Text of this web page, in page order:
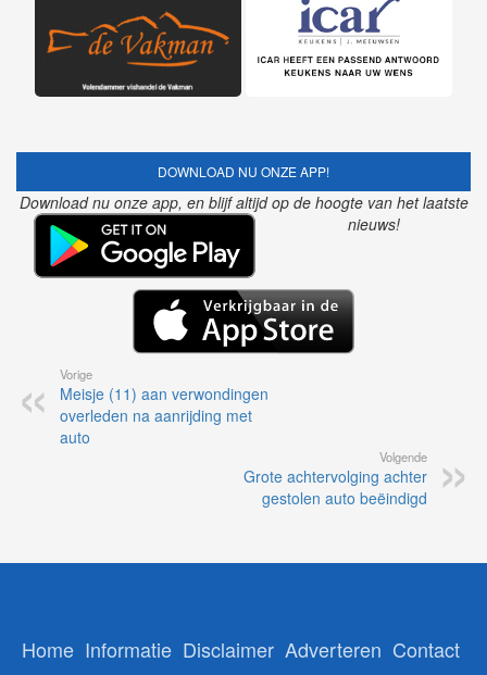
DOWNLOAD NU ONZE APP!
Download nu onze app, en blijf altijd op de hoogte van het laatste
nieuws!
Vorige
Meisje (11) aan verwondingen
overleden na aanrijding met
auto
Volgende
Grote achtervolging achter
gestolen auto beëindigd
Home Informatie Disclaimer Adverteren Contact